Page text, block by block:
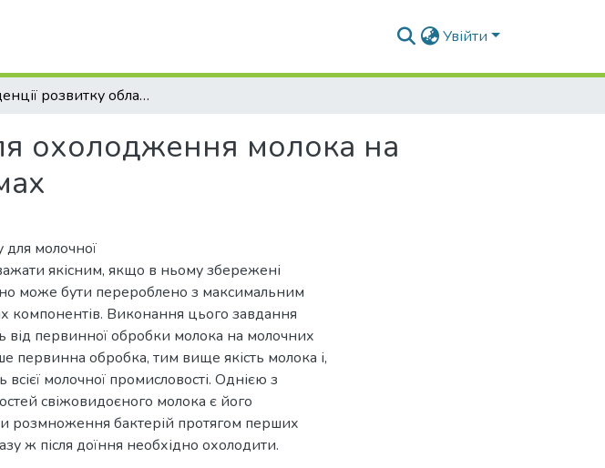
Увійти
Тенденції розвитку обладнання для охолодження молока на закордонних тваринницьких фермах
охолодження молока на
молочної
якісним, якщо в ньому збережені
може бути перероблено з максимальним
компонентів. Виконання цього завдання
первинної обробки молока на молочних
первинна обробка, тим вище якість молока і,
молочної промисловості. Однією з
свіжовидоєного молока є його
розмноження бактерій протягом перших
ж після доїння необхідно охолодити.